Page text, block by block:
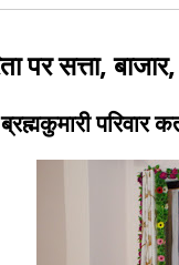
पर सत्ता,
परिवार